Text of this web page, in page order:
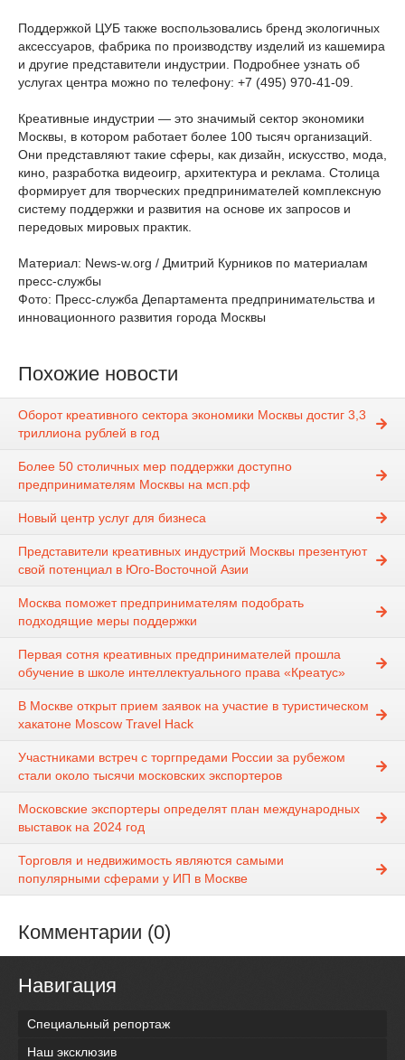
Поддержкой ЦУБ также воспользовались бренд экологичных
аксессуаров, фабрика по производству изделий из кашемира
и другие представители индустрии. Подробнее узнать об
услугах центра можно по телефону: +7 (495) 970-41-09.
Креативные индустрии — это значимый сектор экономики
Москвы, в котором работает более 100 тысяч организаций.
Они представляют такие сферы, как дизайн, искусство, мода,
кино, разработка видеоигр, архитектура и реклама. Столица
формирует для творческих предпринимателей комплексную
систему поддержки и развития на основе их запросов и
передовых мировых практик.
Материал: News-w.org / Дмитрий Курников по материалам
пресс-службы
Фото: Пресс-служба Департамента предпринимательства и
инновационного развития города Москвы
Похожие новости
Оборот креативного сектора экономики Москвы достиг 3,3
триллиона рублей в год
Более 50 столичных мер поддержки доступно
предпринимателям Москвы на мсп.рф
Новый центр услуг для бизнеса
Представители креативных индустрий Москвы презентуют
свой потенциал в Юго-Восточной Азии
Москва поможет предпринимателям подобрать
подходящие меры поддержки
Первая сотня креативных предпринимателей прошла
обучение в школе интеллектуального права «Креатус»
В Москве открыт прием заявок на участие в туристическом
хакатоне Moscow Travel Hack
Участниками встреч с торгпредами России за рубежом
стали около тысячи московских экспортеров
Московские экспортеры определят план международных
выставок на 2024 год
Торговля и недвижимость являются самыми
популярными сферами у ИП в Москве
Комментарии (0)
Навигация
Специальный репортаж
Наш эксклюзив